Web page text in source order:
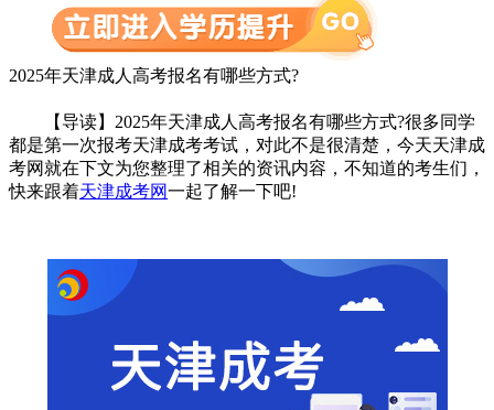
2025年天津成人高考报名有哪些方式?
【导读】2025年天津成人高考报名有哪些方式?很多同学
都是第一次报考天津成考考试，对此不是很清楚，今天天津成
考网就在下文为您整理了相关的资讯内容，不知道的考生们，
快来跟着天津成考网一起了解一下吧!